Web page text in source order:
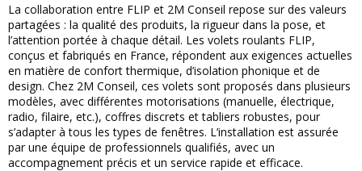
La collaboration entre FLIP et 2M Conseil repose sur des valeurs
partagées : la qualité des produits, la rigueur dans la pose, et
l’attention portée à chaque détail. Les volets roulants FLIP,
conçus et fabriqués en France, répondent aux exigences actuelles
en matière de confort thermique, d’isolation phonique et de
design. Chez 2M Conseil, ces volets sont proposés dans plusieurs
modèles, avec différentes motorisations (manuelle, électrique,
radio, filaire, etc.), coffres discrets et tabliers robustes, pour
s’adapter à tous les types de fenêtres. L’installation est assurée
par une équipe de professionnels qualifiés, avec un
accompagnement précis et un service rapide et efficace.